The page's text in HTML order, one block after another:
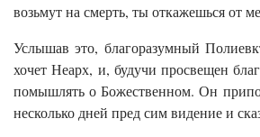
возьмут на смерть, ты откажешься от
Услышав это, благоразумный
хочет Неарх, и, будучи просвещен
помышлять о Божественном. Он
несколько дней пред сим видение и